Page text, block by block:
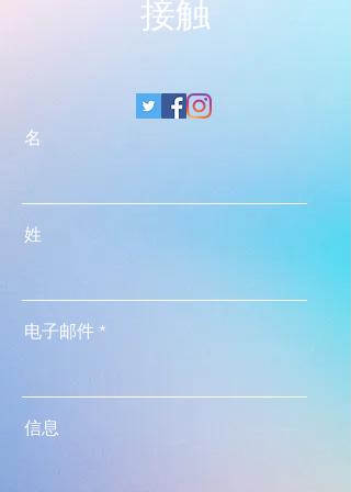
接触
名
姓
电子邮件
信息